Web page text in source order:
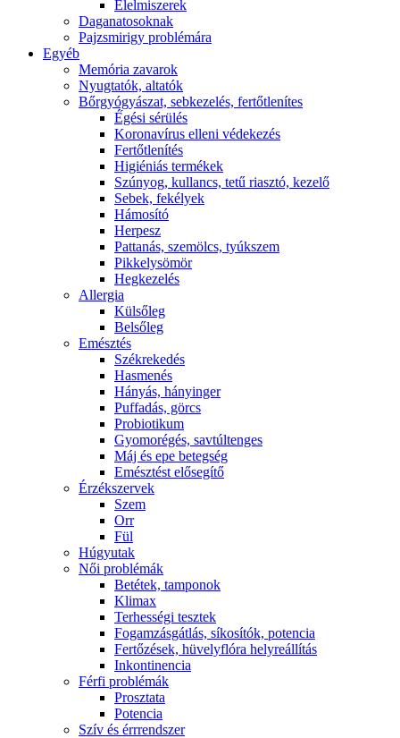
É́lelmiszerek
Daganatosoknak
Pajzsmirigy problémára
Egyéb
Memória zavarok
Nyugtatók, altatók
Bőrgyógyászat, sebkezelés, fertőtlenítes
É́gési sérülés
Koronavírus elleni védekezés
Fertőtlenítés
Higiéniás termékek
Szúnyog, kullancs, tetű riasztó, kezelő
Sebek, fekélyek
Hámosító
Herpesz
Pattanás, szemölcs, tyúkszem
Pikkelysömör
Hegkezelés
Allergia
Külsőleg
Belsőleg
Emésztés
Székrekedés
Hasmenés
Hányás, hányinger
Puffadás, görcs
Probiotikum
Gyomorégés, savtúltenges
Máj és epe betegség
Emésztést elősegítő
Érzékszervek
Szem
Orr
Fül
Húgyutak
Női problémák
Betétek, tamponok
Klimax
Terhességi tesztek
Fogamzásgátlás, síkosítók, potencia
Fertőzések, hüvelyflóra helyreállítás
Inkontinencia
Férfi problémák
Prosztata
Potencia
Szív és érrrendszer